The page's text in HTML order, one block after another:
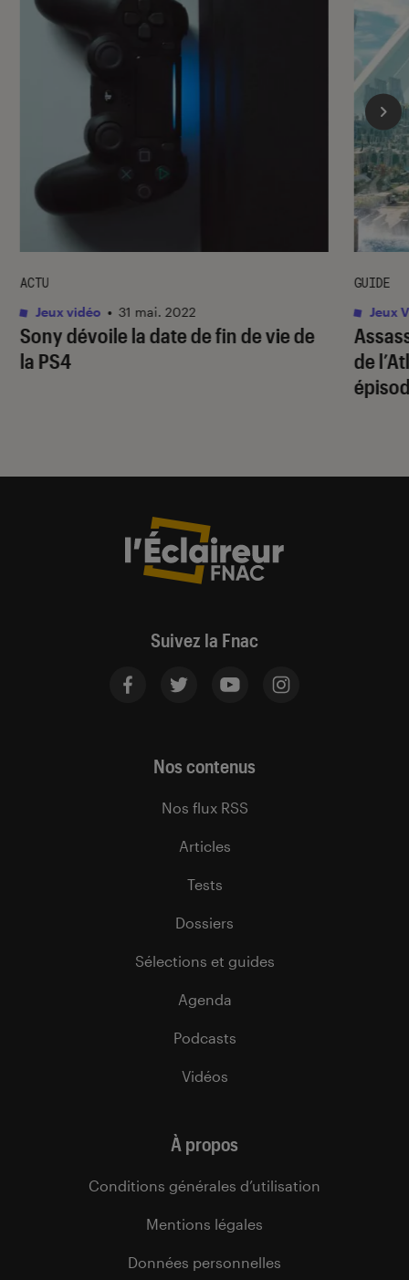
Sony dévoile la date de fin de vie de
la PS4
ACTU
Jeux vidéo • 31 mai. 2022
de
GUIDE
Jeux
Suivez la Fnac
Nos contenus
Nos flux RSS
Articles
Tests
Dossiers
Sélections et guides
Agenda
Podcasts
Vidéos
À propos
Conditions générales d’utilisation
Mentions légales
Données personnelles